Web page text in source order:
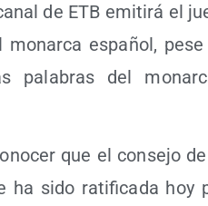
de ETB emi­ti­rá el
monar­ca espa­ñol,
pala­bras del
que el con­se­jo
ha sido rati­fi­ca­da